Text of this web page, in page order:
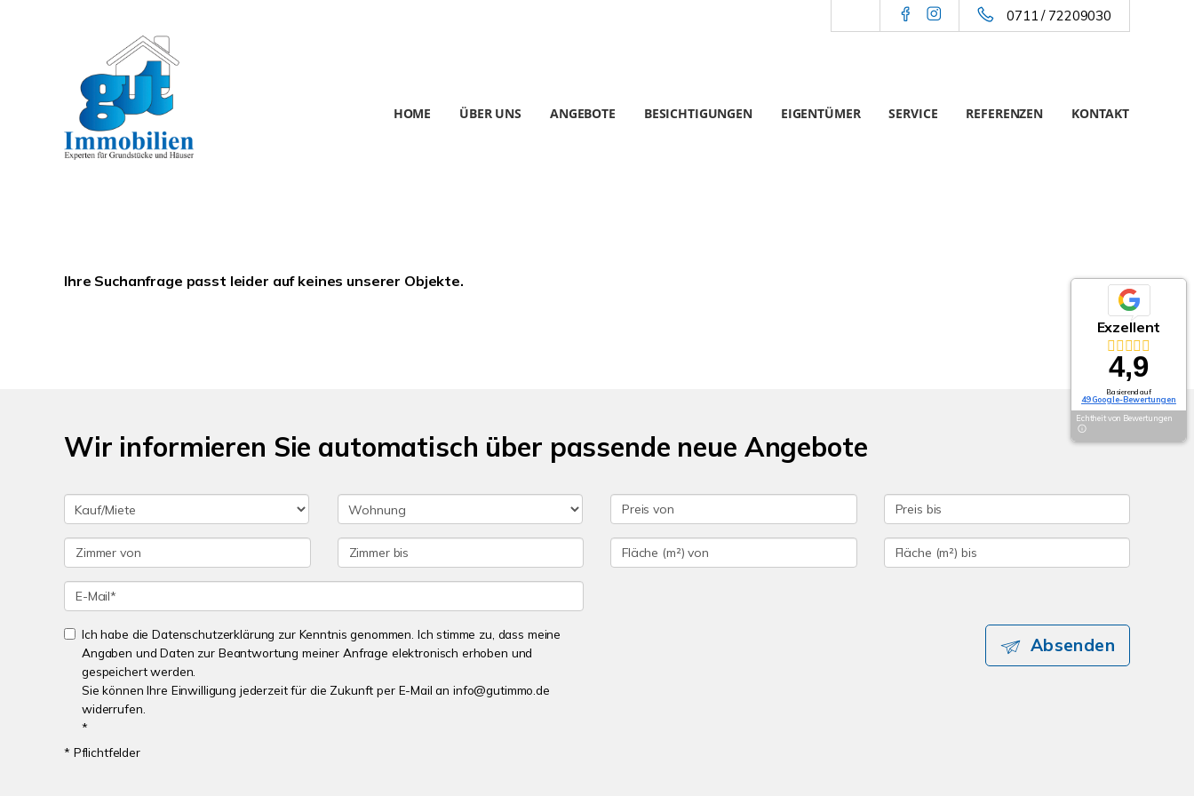
0711 / 72209030
HOME ÜBER UNS ANGEBOTE BESICHTIGUNGEN EIGENTÜMER SERVICE REFERENZEN KONTAKT
Ihre Suchanfrage passt leider auf keines unserer Objekte.
Wir informieren Sie automatisch über passende neue Angebote
Ich habe die Datenschutzerklärung zur Kenntnis genommen. Ich stimme zu, dass meine
Angaben und Daten zur Beantwortung meiner Anfrage elektronisch erhoben und
gespeichert werden.
Sie können Ihre Einwilligung jederzeit für die Zukunft per E-Mail an info@gutimmo.de
widerrufen.
*
* Pflichtfelder
Absenden
Exzellent
4,9
Basierend auf
49 Google-Bewertungen
Echtheit von Bewertungen